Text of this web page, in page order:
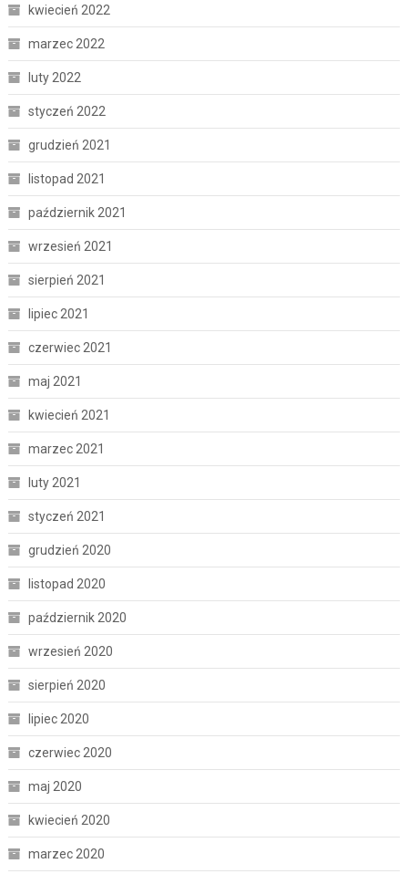
kwiecień 2022
marzec 2022
luty 2022
styczeń 2022
grudzień 2021
listopad 2021
październik 2021
wrzesień 2021
sierpień 2021
lipiec 2021
czerwiec 2021
maj 2021
kwiecień 2021
marzec 2021
luty 2021
styczeń 2021
grudzień 2020
listopad 2020
październik 2020
wrzesień 2020
sierpień 2020
lipiec 2020
czerwiec 2020
maj 2020
kwiecień 2020
marzec 2020